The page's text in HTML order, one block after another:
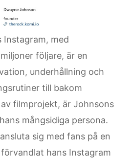
Instagram, med
följare, är en
underhållning och
till bakom
filmprojekt, är Johnsons
mångsidiga persona.
sig med fans på en
hans Instagram